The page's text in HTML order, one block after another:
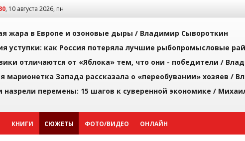
, 10 августа 2026, пн
жара в Европе и озоновые дыры / Владимир Сывороткин
уступки: как Россия потеряла лучшие рыбопромысловые
отличаются от «Яблока» тем, что они - победители /
марионетка Запада рассказала о «переобувании» хозяев /
назрели перемены: 15 шагов к суверенной экономике /
КНИГИ СЮЖЕТЫ ФОТО/ВИДЕО ОНЛАЙН